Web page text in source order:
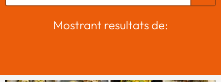
Mostrant resultats de: